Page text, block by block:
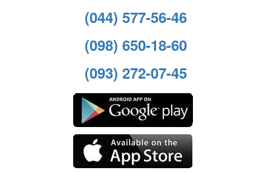
(044) 577-56-46
(098) 650-18-60
(093) 272-07-45